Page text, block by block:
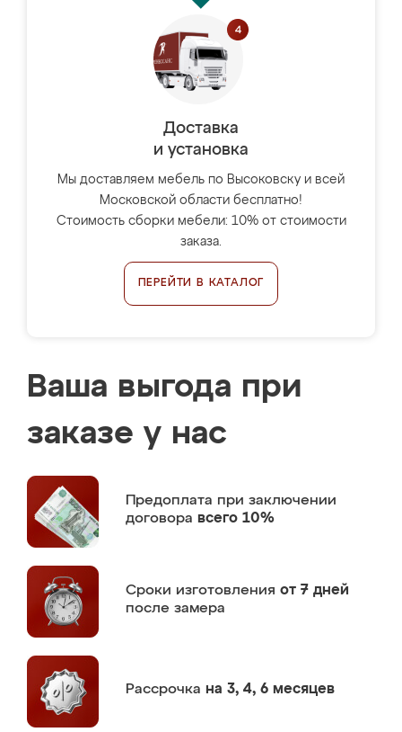
Доставка
и установка
Мы доставляем мебель по Высоковску и всей
Московской области бесплатно!
Стоимость сборки мебели: 10% от стоимости
заказа.
ПЕРЕЙТИ В КАТАЛОГ
Ваша выгода при
заказе у нас
Предоплата при заключении
договора всего 10%
Сроки изготовления от 7 дней
после замера
Рассрочка на 3, 4, 6 месяцев